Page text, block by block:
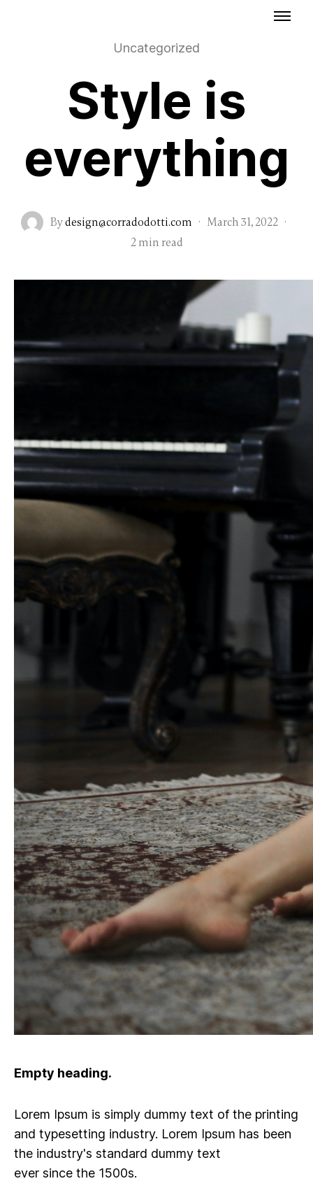
Uncategorized
Style is
everything
Bydesign@corradodotti.com · March 31, 2022 ·
2 min read
Empty heading.
Lorem Ipsum is simply dummy text of the printing
and typesetting industry. Lorem Ipsum has been
the industry's standard dummy text
ever since the 1500s.